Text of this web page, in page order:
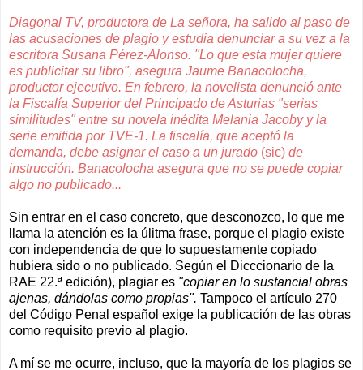
Diagonal TV, productora de La señora, ha salido al paso de
las acusaciones de plagio y estudia denunciar a su vez a la
escritora Susana Pérez-Alonso. "Lo que esta mujer quiere
es publicitar su libro", asegura Jaume Banacolocha,
productor ejecutivo. En febrero, la novelista denunció ante
la Fiscalía Superior del Principado de Asturias "serias
similitudes" entre su novela inédita Melania Jacoby y la
serie emitida por TVE-1. La fiscalía, que aceptó la
demanda, debe asignar el caso a un jurado (sic) de
instrucción. Banacolocha asegura que no se puede copiar
algo no publicado...
Sin entrar en el caso concreto, que desconozco, lo que me
llama la atención es la úlitma frase, porque el plagio existe
con independencia de que lo supuestamente copiado
hubiera sido o no publicado. Según el Dicccionario de la
RAE 22.ª edición), plagiar es "copiar en lo sustancial obras
ajenas, dándolas como propias". Tampoco el artículo 270
del Código Penal español exige la publicación de las obras
como requisito previo al plagio.
A mí se me ocurre, incluso, que la mayoría de los plagios se